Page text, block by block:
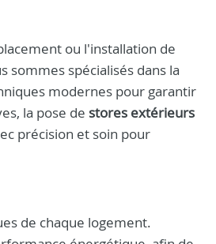
ou l'installation de
sommes spécialisés dans la
modernes pour garantir
la pose de stores extérieurs
précision et soin pour
de chaque logement.